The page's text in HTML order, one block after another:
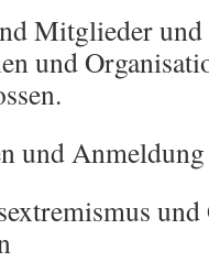
Mitglieder
und
und